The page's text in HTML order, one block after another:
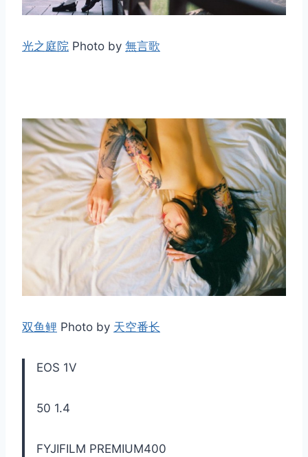
光之庭院 Photo by 無言歌
双鱼鲤 Photo by 天空番长
EOS 1V
50 1.4
FYJIFILM PREMIUM400